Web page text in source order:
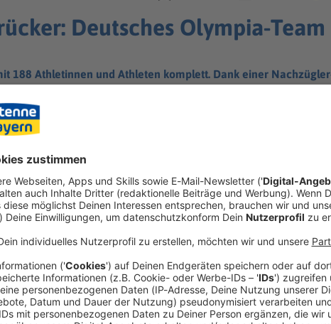
Deutsches Olympia-
188 Athletinnen und Athleten komplett. Dank einer
schicken. Einer hat dabei großes Glück.